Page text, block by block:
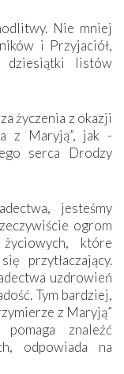
Nie mniej
i Przyjaciół,
dziesiątki listów
życzenia z okazji
z Maryją”, jak
serca Drodzy
jesteśmy
ogrom
które
przytłaczający.
uzdrowień
Tym bardziej,
z Maryją”
znaleźć
odpowiada na